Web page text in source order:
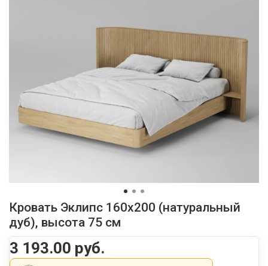
Кровать Эклипс 160x200 (натуральный
дуб), высота 75 см
3 193.00 руб.